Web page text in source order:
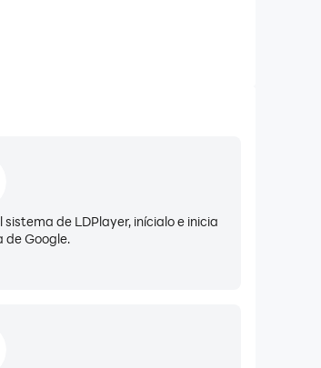
de LDPlayer, inícialo e inicia
de Google.